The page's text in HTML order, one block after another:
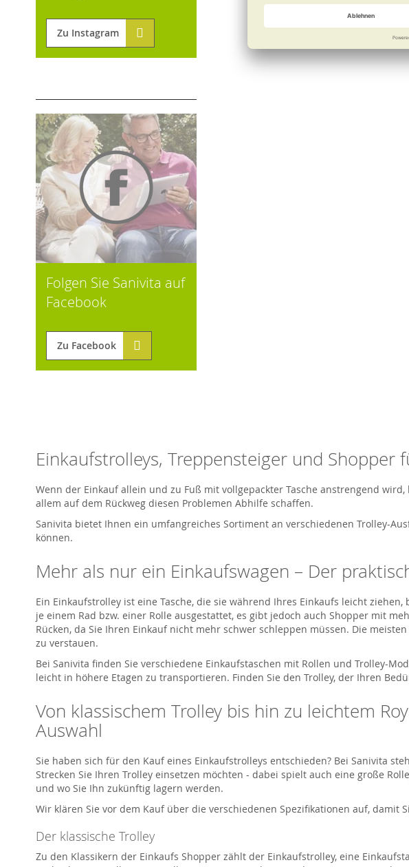
Zu Instagram
Folgen Sie Sanivita auf
Facebook
Zu Facebook
Einkaufstrolleys, Treppensteiger und Shopper
Wenn der Einkauf allein und zu Fuß mit vollgepackter Tasche anstrengend
allem auf dem Rückweg diesen Problemen Abhilfe schaffen.
Sanivita bietet Ihnen ein umfangreiches Sortiment an verschiedenen Trolley-
können.
Mehr als nur ein Einkaufswagen – Der
Ein Einkaufstrolley ist eine Tasche, die sie während Ihres Einkaufs leicht
je einem Rad bzw. einer Rolle ausgestattet, es gibt jedoch auch Shopper mit
Rücken, da Sie Ihren Einkauf nicht mehr schwer schleppen müssen. Die
zu verstauen.
Bei Sanivita finden Sie verschiedene Einkaufstaschen mit Rollen und Trolley-
leicht in höhere Etagen zu transportieren. Finden Sie den Trolley, der Ihren
Von klassischem Trolley bis hin zu leichtem
Auswahl
Sie haben sich für den Kauf eines Einkaufstrolleys entschieden? Bei Sanivita
Strecken Sie Ihren Trolley einsetzen möchten - dabei spielt auch eine große
und wo Sie Ihn zukünftig lagern werden.
Wir klären Sie vor dem Kauf über die verschiedenen Spezifikationen auf,
Der klassische Trolley
Zu den Klassikern der Einkaufs Shopper zählt der Einkaufstrolley, eine